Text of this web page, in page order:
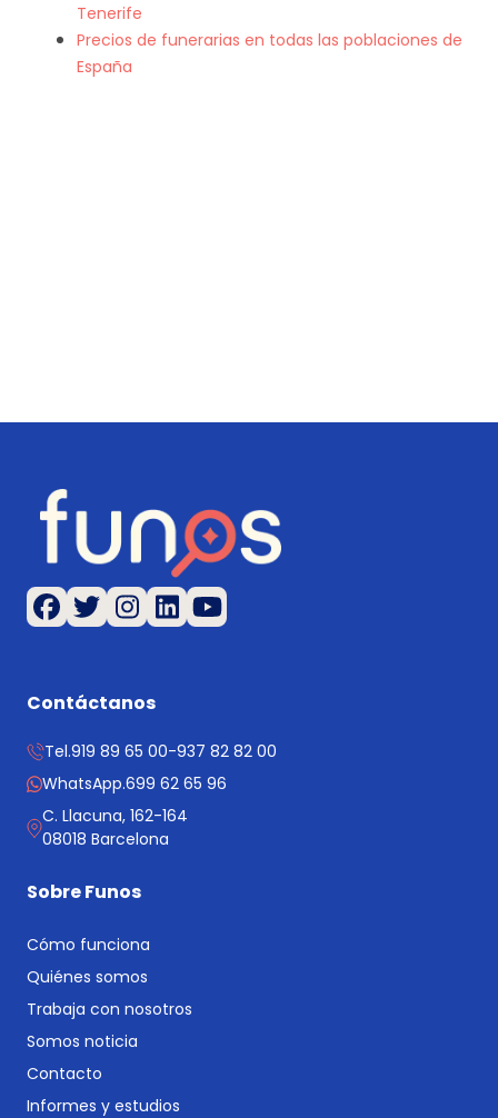
Tenerife
Precios de funerarias en todas las poblaciones de
España
Contáctanos
Tel.919 89 65 00-937 82 82 00
WhatsApp.699 62 65 96
C. Llacuna, 162-164
08018 Barcelona
Sobre Funos
Cómo funciona
Quiénes somos
Trabaja con nosotros
Somos noticia
Contacto
Informes y estudios